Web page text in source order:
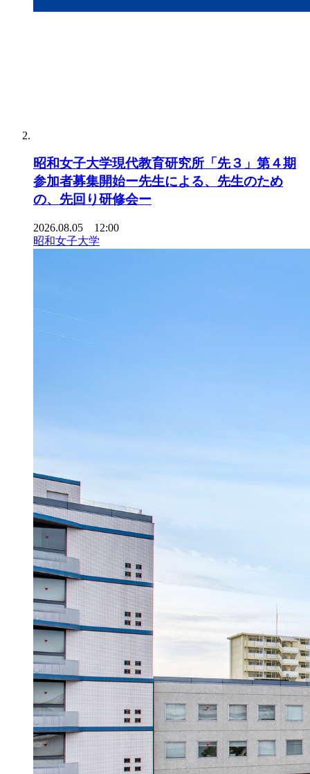
昭和女子大学現代教育研究所「先３」第４期
参加者募集開始ー先生による、先生のため
の、先回り研修会ー
2026.08.05 12:00
昭和女子大学